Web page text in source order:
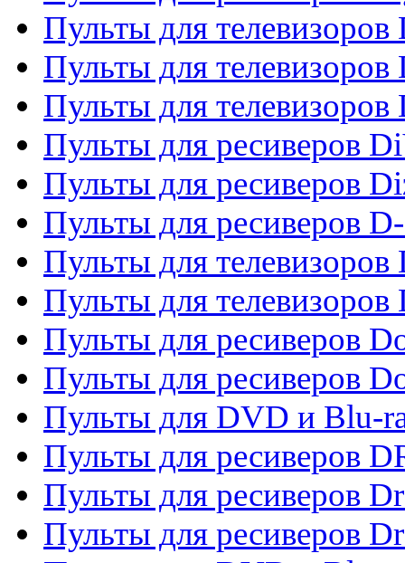
Пульты для
Пульты для
Пульты для телевизоров
Пульты для ресиверов
Пульты для ресиверов
Пульты для ресиверов
Пульты для телевизоров
Пульты для
Пульты для ресиверов
Пульты для ресиверов
Пульты для DVD и Blu-
Пульты для ресиверов
Пульты для ресиверов
Пульты для ресиверов